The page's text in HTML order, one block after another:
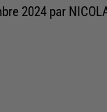
2024 par